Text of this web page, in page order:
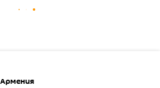
Армения